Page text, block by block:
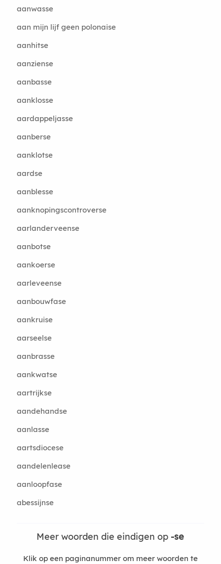
aanwasse
aan mijn lijf geen polonaise
aanhitse
aanziense
aanbasse
aanklosse
aardappeljasse
aanberse
aanklotse
aardse
aanblesse
aanknopingscontroverse
aarlanderveense
aanbotse
aankoerse
aarleveense
aanbouwfase
aankruise
aarseelse
aanbrasse
aankwatse
aartrijkse
aandehandse
aanlasse
aartsdiocese
aandelenlease
aanloopfase
abessijnse
Meer woorden die eindigen op -se
Klik op een paginanummer om meer woorden te